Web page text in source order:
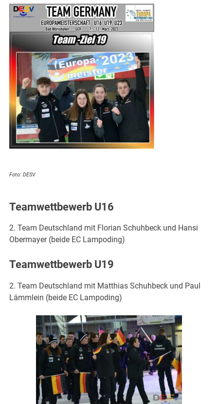
Foto: DESV
Teamwettbewerb U16
2. Team Deutschland mit Florian Schuhbeck und Hansi
Obermayer (beide EC Lampoding)
Teamwettbewerb U19
2. Team Deutschland mit Matthias Schuhbeck und Paul
Lämmlein (beide EC Lampoding)